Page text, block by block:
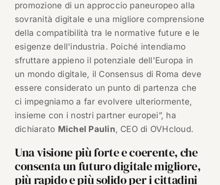
promozione di un approccio paneuropeo alla
sovranità digitale e una migliore comprensione
della compatibilità tra le normative future e le
esigenze dell'industria. Poiché intendiamo
sfruttare appieno il potenziale dell'Europa in
un mondo digitale, il Consensus di Roma deve
essere considerato un punto di partenza che
ci impegniamo a far evolvere ulteriormente,
insieme con i nostri partner europei”, ha
dichiarato Michel Paulin, CEO di OVHcloud.
Una visione più forte e coerente, che
consenta un futuro digitale migliore,
più rapido e più solido per i cittadini